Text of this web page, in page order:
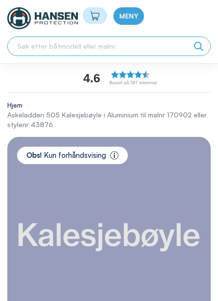
Min handlekurv
MENY
4.6 Basert på 587 stemmer
Hjem
Askeladden 505 Kalesjebøyle i Aluminium til malnr 170902 eller
stylenr 43876
Skip
Obs! Kun forhåndsvising